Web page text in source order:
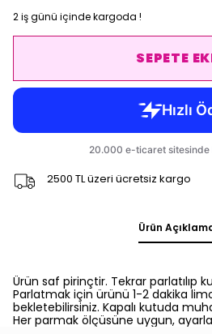
2 iş günü içinde kargoda !
SEPETE
2500 TL üzeri ücretsiz kargo
Ürün
Ürün saf pirinçtir. Tekrar parlatılıp
Parlatmak için ürünü 1-2 dakika
bekletebilirsiniz. Kapalı kutuda
Her parmak ölçüsüne uygun,